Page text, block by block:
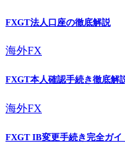
FXGT法人口座の徹底解説
海外FX
FXGT本人確認手続き徹底解
海外FX
FXGT IB変更手続き完全ガイ